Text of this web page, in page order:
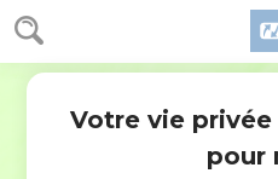
Jean 7
L'incrédulité des chefs
Ainsi, les gardes
les pharisiens, qui leur dirent :
amené ? »Votre vie
pour